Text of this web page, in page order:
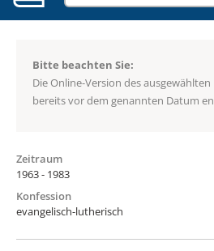
Bitte beachten Sie:
Die Online-Version des
bereits vor dem genannten Datum
Zeitraum
1963 - 1983
Konfession
evangelisch-lutherisch